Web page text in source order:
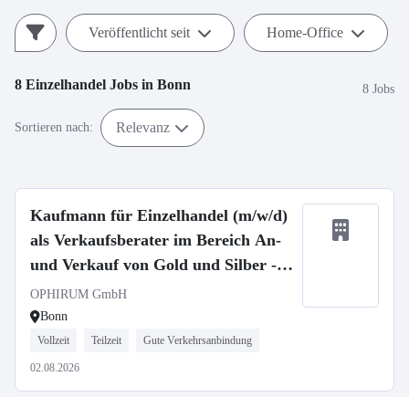
Veröffentlicht seit Home-Office
8 Einzelhandel Jobs in Bonn 8 Jobs
Sortieren nach: Relevanz
Kaufmann für Einzelhandel (m/w/d)
als Verkaufsberater im Bereich An-
und Verkauf von Gold und Silber -
Bonn (in Vollzeit oder Teilzeit)
OPHIRUM GmbH
Bonn
Vollzeit Teilzeit Gute Verkehrsanbindung
02.08.2026